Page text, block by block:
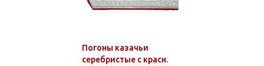
Погоны казачьи
серебристые с красн.